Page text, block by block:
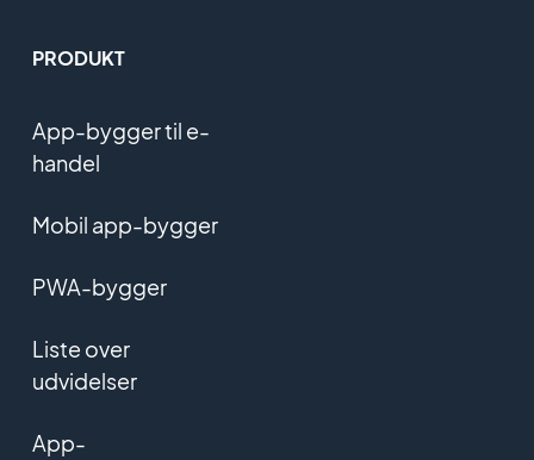
PRODUKT
App-bygger til e-
handel
Mobil app-bygger
PWA-bygger
Liste over
udvidelser
App-